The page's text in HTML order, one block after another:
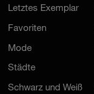
Letztes Exemplar
Favoriten
Mode
Städte
Schwarz und Weiß